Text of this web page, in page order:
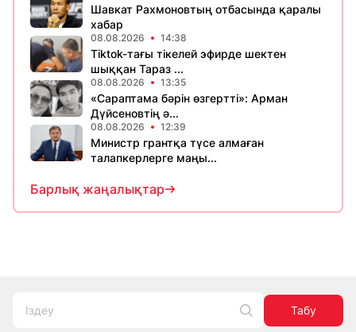
Шавкат Рахмоновтың отбасында қаралы
хабар
08.08.2026 14:38
Tiktok-тағы тікелей эфирде шектен
шыққан Тараз ...
08.08.2026 13:35
«Сараптама бәрін өзгертті»: Арман
Дүйсеновтің ә...
08.08.2026 12:39
Министр грантқа түсе алмаған
талапкерлерге маңы...
Барлық жаңалықтар
Табу